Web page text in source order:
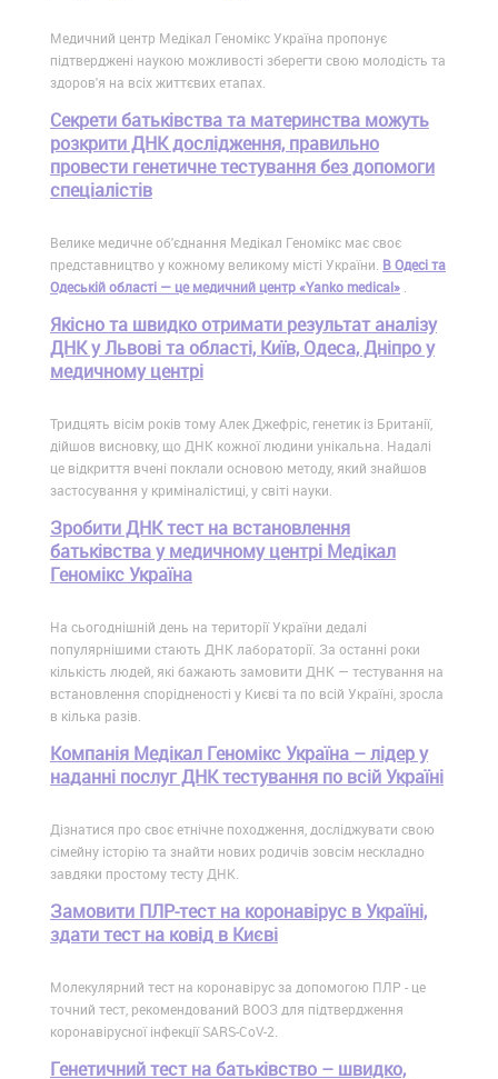
Медичний центр Медікал Геномікс Україна пропонує
підтверджені наукою можливості зберегти свою молодість та
здоров'я на всіх життєвих етапах.
Секрети батьківства та материнства можуть
розкрити ДНК дослідження, правильно
провести генетичне тестування без допомоги
спеціалістів
Велике медичне об'єднання Медікал Геномікс має своє
представництво у кожному великому місті України. В Одесі та
Одеській області — це медичний центр «Yanko medical» .
Якісно та швидко отримати результат аналізу
ДНК у Львові та області, Київ, Одеса, Дніпро у
медичному центрі
Тридцять вісім років тому Алек Джефріс, генетик із Британії,
дійшов висновку, що ДНК кожної людини унікальна. Надалі
це відкриття вчені поклали основою методу, який знайшов
застосування у криміналістиці, у світі науки.
Зробити ДНК тест на встановлення
батьківства у медичному центрі Медікал
Геномікс Україна
На сьогоднішній день на території України дедалі
популярнішими стають ДНК лабораторії. За останні роки
кількість людей, які бажають замовити ДНК — тестування на
встановлення спорідненості у Києві та по всій Україні, зросла
в кілька разів.
Компанія Медікал Геномікс Україна – лідер у
наданні послуг ДНК тестування по всій Україні
Дізнатися про своє етнічне походження, досліджувати свою
сімейну історію та знайти нових родичів зовсім нескладно
завдяки простому тесту ДНК.
Замовити ПЛР-тест на коронавірус в Україні,
здати тест на ковід в Києві
Молекулярний тест на коронавірус за допомогою ПЛР - це
точний тест, рекомендований ВООЗ для підтвердження
коронавірусної інфекції SARS-CoV-2.
Генетичний тест на батьківство – швидко,